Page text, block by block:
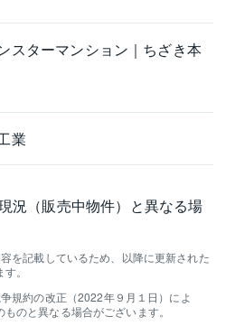
スターマンション｜ちざき本
業
況（販売中物件）と異なる場
を記載しているため、以降に更新された
。
規約の改正（2022年９月１日）によ
のと異なる場合がございます。